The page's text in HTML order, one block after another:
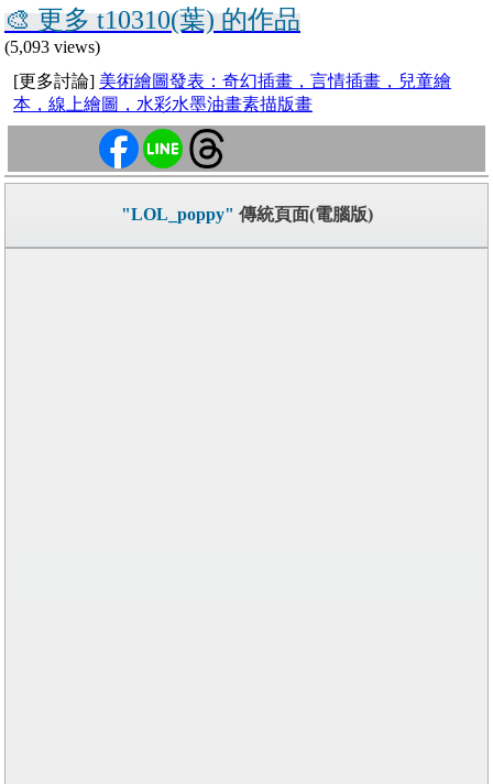
🎨 更多 t10310(葉) 的作品
(5,093 views)
[更多討論] 美術繪圖發表：奇幻插畫，言情插畫，兒童繪
本，線上繪圖，水彩水墨油畫素描版畫
"LOL_poppy" 傳統頁面(電腦版)